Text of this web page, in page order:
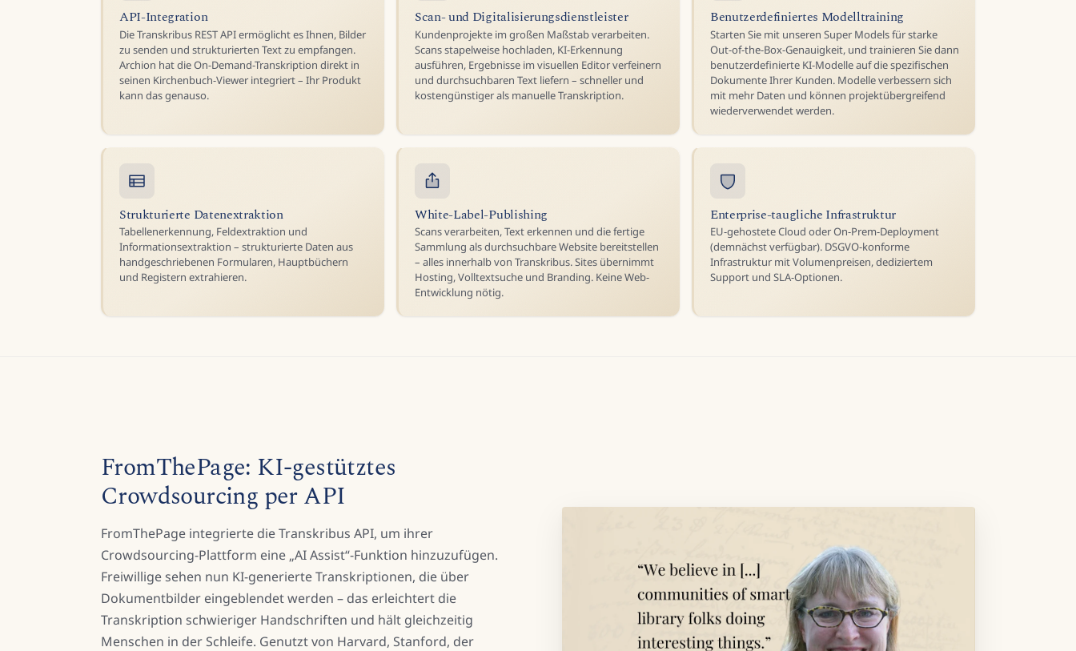
API-Integration
Die Transkribus REST API ermöglicht es Ihnen, Bilder
zu senden und strukturierten Text zu empfangen.
Archion hat die On-Demand-Transkription direkt in
seinen Kirchenbuch-Viewer integriert – Ihr Produkt
kann das genauso.
Scan- und Digitalisierungsdienstleister
Kundenprojekte im großen Maßstab verarbeiten.
Scans stapelweise hochladen, KI-Erkennung
ausführen, Ergebnisse im visuellen Editor verfeinern
und durchsuchbaren Text liefern – schneller und
kostengünstiger als manuelle Transkription.
Benutzerdefiniertes Modelltraining
Starten Sie mit unseren Super Models für starke
Out-of-the-Box-Genauigkeit, und trainieren Sie dann
benutzerdefinierte KI-Modelle auf die spezifischen
Dokumente Ihrer Kunden. Modelle verbessern sich
mit mehr Daten und können projektübergreifend
wiederverwendet werden.
Strukturierte Datenextraktion
Tabellenerkennung, Feldextraktion und
Informationsextraktion – strukturierte Daten aus
handgeschriebenen Formularen, Hauptbüchern
und Registern extrahieren.
White-Label-Publishing
Scans verarbeiten, Text erkennen und die fertige
Sammlung als durchsuchbare Website bereitstellen
– alles innerhalb von Transkribus. Sites übernimmt
Hosting, Volltextsuche und Branding. Keine Web-
Entwicklung nötig.
Enterprise-taugliche Infrastruktur
EU-gehostete Cloud oder On-Prem-Deployment
(demnächst verfügbar). DSGVO-konforme
Infrastruktur mit Volumenpreisen, dediziertem
Support und SLA-Optionen.
FromThePage: KI-gestütztes
Crowdsourcing per API
FromThePage integrierte die Transkribus API, um ihrer
Crowdsourcing-Plattform eine „AI Assist“-Funktion hinzuzufügen.
Freiwillige sehen nun KI-generierte Transkriptionen, die über
Dokumentbilder eingeblendet werden – das erleichtert die
Transkription schwieriger Handschriften und hält gleichzeitig
Menschen in der Schleife. Genutzt von Harvard, Stanford, der